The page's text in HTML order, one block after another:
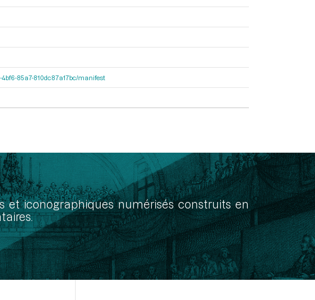
4bf6-85a7-810dc87a17bc/manifest
et iconographiques numérisés construits en